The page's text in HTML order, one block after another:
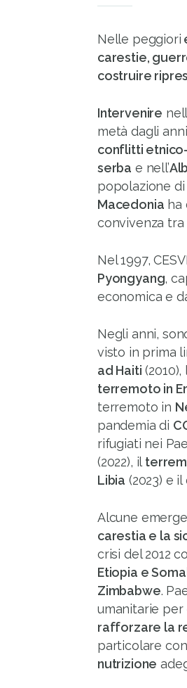
Nelle peggiori
carestie,
costruire
Intervenire
metà dagli
conflitti
serba e nell’
popolazione
Macedonia ha
convivenza
Nel 1997,
Pyongyang,
economica e
Negli anni,
visto in prima
ad Haiti (2010),
terremoto in
terremoto in
pandemia di
rifugiati nei
(2022), il
Libia (2023) e
Alcune
carestia e la
crisi del 2012
Etiopia e
Zimbabwe.
umanitarie per
rafforzare la
particolare
nutrizione